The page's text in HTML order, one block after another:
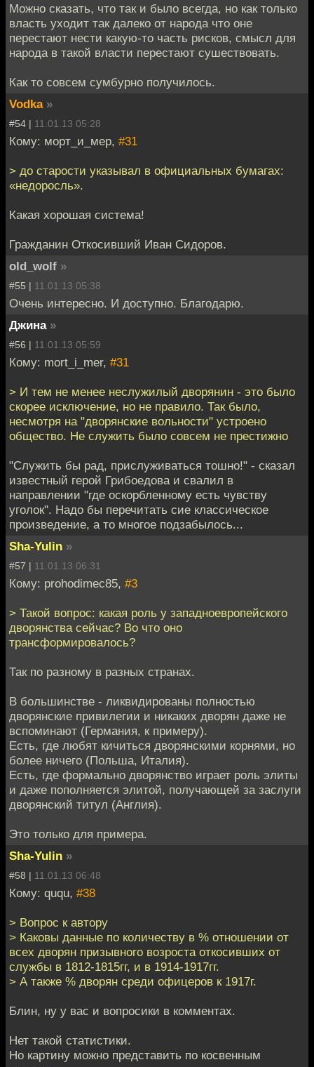
Можно сказать, что так и было всегда, но как только
власть уходит так далеко от народа что оне
перестают нести какую-то часть рисков, смысл для
народа в такой власти перестают сушествовать.
Как то совсем сумбурно получилось.
Vodka »
#54 | 11.01.13 05:28
Кому: морт_и_мер, #31
> до старости указывал в официальных бумагах:
«недоросль».
Какая хорошая система!
Гражданин Откосивший Иван Сидоров.
old_wolf »
#55 | 11.01.13 05:38
Очень интересно. И доступно. Благодарю.
Джина »
#56 | 11.01.13 05:59
Кому: mort_i_mer, #31
> И тем не менее неслужилый дворянин - это было
скорее исключение, но не правило. Так было,
несмотря на "дворянские вольности" устроено
общество. Не служить было совсем не престижно
"Служить бы рад, прислуживаться тошно!" - сказал
известный герой Грибоедова и свалил в
направлении "где оскорбленному есть чувству
уголок". Надо бы перечитать сие классическое
произведение, а то многое подзабылось...
Sha-Yulin »
#57 | 11.01.13 06:31
Кому: prohodimec85, #3
> Такой вопрос: какая роль у западноевропейского
дворянства сейчас? Во что оно
трансформировалось?
Так по разному в разных странах.
В большинстве - ликвидированы полностью
дворянские привилегии и никаких дворян даже не
вспоминают (Германия, к примеру).
Есть, где любят кичиться дворянскими корнями, но
более ничего (Польша, Италия).
Есть, где формально дворянство играет роль элиты
и даже пополняется элитой, получающей за заслуги
дворянский титул (Англия).
Это только для примера.
Sha-Yulin »
#58 | 11.01.13 06:48
Кому: ququ, #38
> Вопрос к автору
> Каковы данные по количеству в % отношении от
всех дворян призывного возроста откосивших от
службы в 1812-1815гг, и в 1914-1917гг.
> А также % дворян среди офицеров к 1917г.
Блин, ну у вас и вопросики в комментах.
Нет такой статистики.
Но картину можно представить по косвенным